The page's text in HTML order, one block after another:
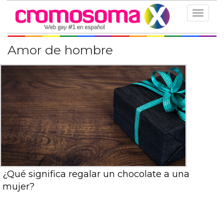
Toggle
Amor de hombre
¿Qué significa regalar un chocolate a una
mujer?